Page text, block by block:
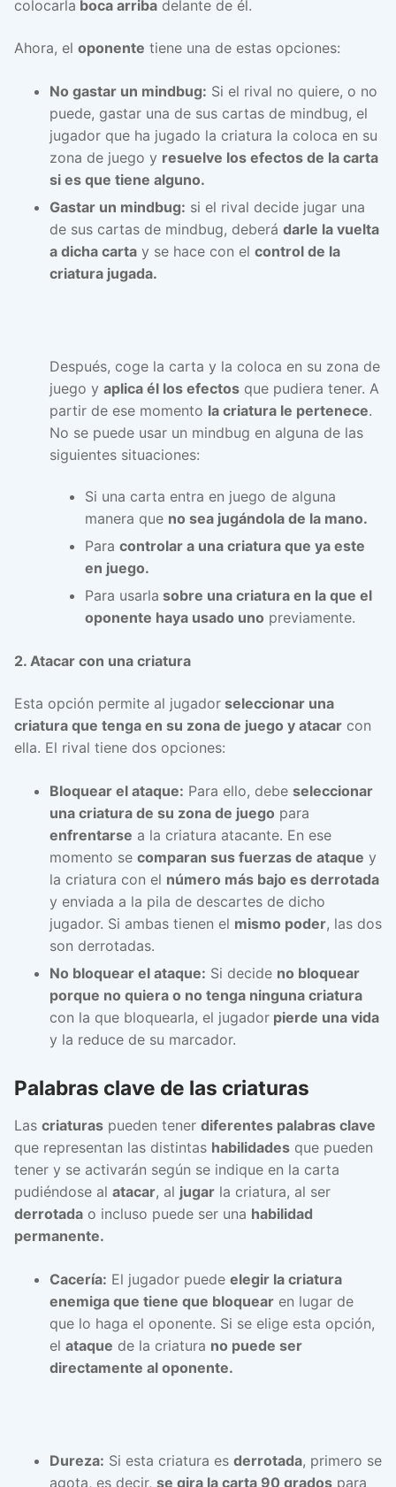
colocarla boca arriba delante de él.
Ahora, el oponente tiene una de estas opciones:
No gastar un mindbug: Si el rival no quiere, o no
puede, gastar una de sus cartas de mindbug, el
jugador que ha jugado la criatura la coloca en su
zona de juego y resuelve los efectos de la carta
si es que tiene alguno.
Gastar un mindbug: si el rival decide jugar una
de sus cartas de mindbug, deberá darle la vuelta
a dicha carta y se hace con el control de la
criatura jugada.
Después, coge la carta y la coloca en su zona de
juego y aplica él los efectos que pudiera tener. A
partir de ese momento la criatura le pertenece.
No se puede usar un mindbug en alguna de las
siguientes situaciones:
Si una carta entra en juego de alguna
manera que no sea jugándola de la mano.
Para controlar a una criatura que ya este
en juego.
Para usarla sobre una criatura en la que el
oponente haya usado uno previamente.
2. Atacar con una criatura
Esta opción permite al jugador seleccionar una
criatura que tenga en su zona de juego y atacar con
ella. El rival tiene dos opciones:
Bloquear el ataque: Para ello, debe seleccionar
una criatura de su zona de juego para
enfrentarse a la criatura atacante. En ese
momento se comparan sus fuerzas de ataque y
la criatura con el número más bajo es derrotada
y enviada a la pila de descartes de dicho
jugador. Si ambas tienen el mismo poder, las dos
son derrotadas.
No bloquear el ataque: Si decide no bloquear
porque no quiera o no tenga ninguna criatura
con la que bloquearla, el jugador pierde una vida
y la reduce de su marcador.
Palabras clave de las criaturas
Las criaturas pueden tener diferentes palabras clave
que representan las distintas habilidades que pueden
tener y se activarán según se indique en la carta
pudiéndose al atacar, al jugar la criatura, al ser
derrotada o incluso puede ser una habilidad
permanente.
Cacería: El jugador puede elegir la criatura
enemiga que tiene que bloquear en lugar de
que lo haga el oponente. Si se elige esta opción,
el ataque de la criatura no puede ser
directamente al oponente.
Dureza: Si esta criatura es derrotada, primero se
agota, es decir, se gira la carta 90 grados para